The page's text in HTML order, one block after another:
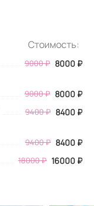
Стоимость:
9000₽ 8000 ₽
9000 ₽ 8000 ₽
9400 ₽ 8400 ₽
9400 ₽ 8400 ₽
18000 ₽ 16000 ₽